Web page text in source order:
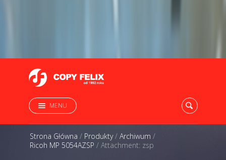
MENU
Strona Główna / Produkty/ Archiwum /
Ricoh MP 5054AZSP / Attachment: zsp